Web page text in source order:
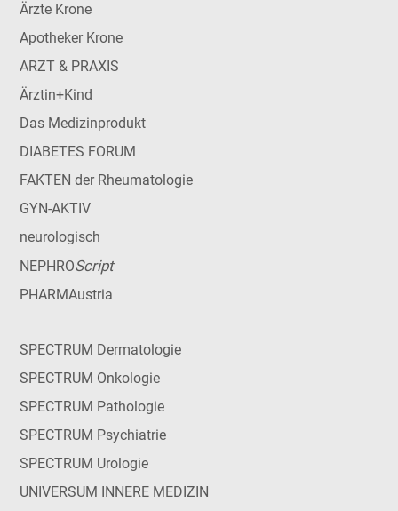
Ärzte Krone
Apotheker Krone
ARZT & PRAXIS
Ärztin+Kind
Das Medizinprodukt
DIABETES FORUM
FAKTEN der Rheumatologie
GYN-AKTIV
neurologisch
NEPHROScript
PHARMAustria
SPECTRUM Dermatologie
SPECTRUM Onkologie
SPECTRUM Pathologie
SPECTRUM Psychiatrie
SPECTRUM Urologie
UNIVERSUM INNERE MEDIZIN